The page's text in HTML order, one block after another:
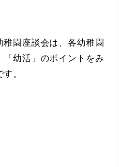
園座談会は、各幼稚園
「幼活」のポイントをみ
。